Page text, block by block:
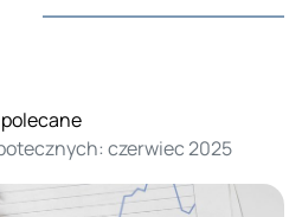
czerwiec 2025